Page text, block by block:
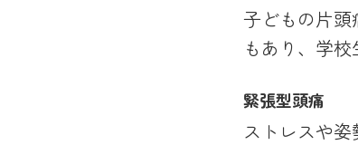
子どもの片
もあり、学
緊張型頭痛
ストレスや